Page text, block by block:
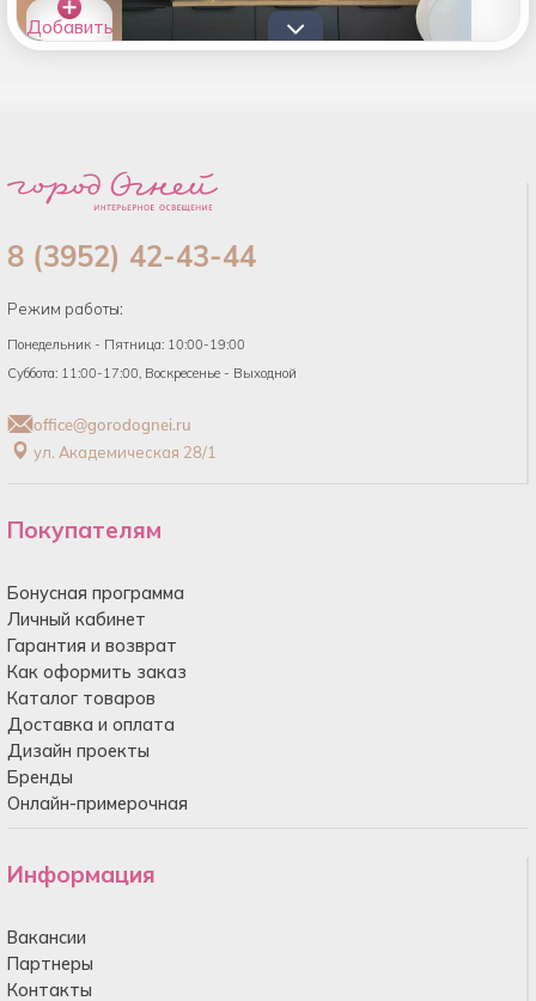
Добавить
товары в
8 (3952) 42-43-44
Режим работы:
Понедельник - Пятница: 10:00-19:00
Суббота: 11:00-17:00, Воскресенье - Выходной
office@gorodognei.ru
ул. Академическая 28/1
Покупателям
Бонусная программа
Личный кабинет
Гарантия и возврат
Как оформить заказ
Каталог товаров
Доставка и оплата
Дизайн проекты
Бренды
Онлайн-примерочная
Информация
Вакансии
Партнеры
Контакты